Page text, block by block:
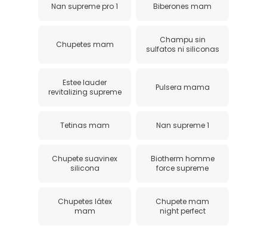
Nan supreme pro 1 Biberones mam
Chupetes mam
Champu sin
sulfatos ni siliconas
Estee lauder
revitalizing supreme
Pulsera mama
Tetinas mam Nan supreme 1
Chupete suavinex
silicona
Biotherm homme
force supreme
Chupetes látex
mam
Chupete mam
night perfect